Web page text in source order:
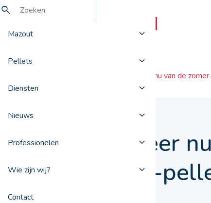
Mazout
Pellets
Diensten
Nieuws
Professionelen
Wie zijn wij?
Contact
Profiteer nu van de
Profiteer
zomer-